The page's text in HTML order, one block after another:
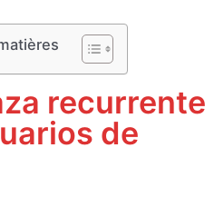
recurrente
de